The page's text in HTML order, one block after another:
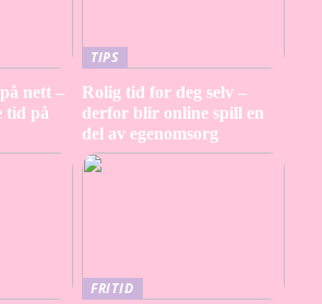
nett –
tid på
TIPS
Rolig tid for deg selv –
derfor blir online spill en
del av egenomsorg
FRITID